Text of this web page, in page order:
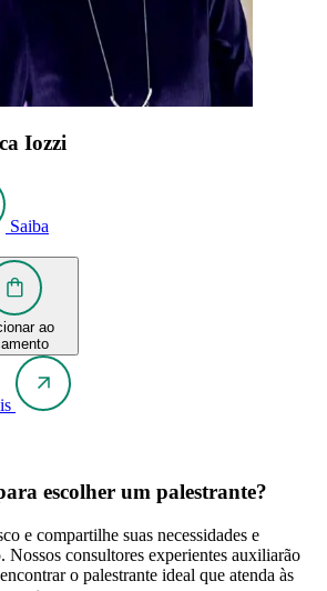
Iozzi
Saiba
ao
escolher um palestrante?
e compartilhe suas necessidades e
Nossos consultores experientes auxiliarão
o palestrante ideal que atenda às